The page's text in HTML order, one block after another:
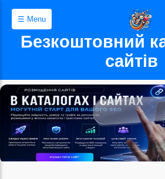
☰ Menu
Безкоштовний
сайтів